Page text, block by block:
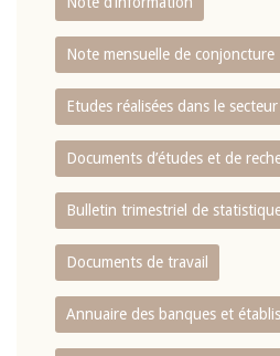
Note mensuelle de conjoncture
Etudes réalisées dans le
Documents d’études et de
Bulletin trimestriel de
Documents de travail
Annuaire des banques et